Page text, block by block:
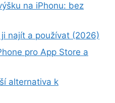
na iPhonu: bez
najít a používat (2026)
pro App Store a
alternativa k